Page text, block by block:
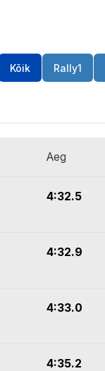
Kõik Rally1
Aeg
4:32.5
4:32.9
4:33.0
4:35.2